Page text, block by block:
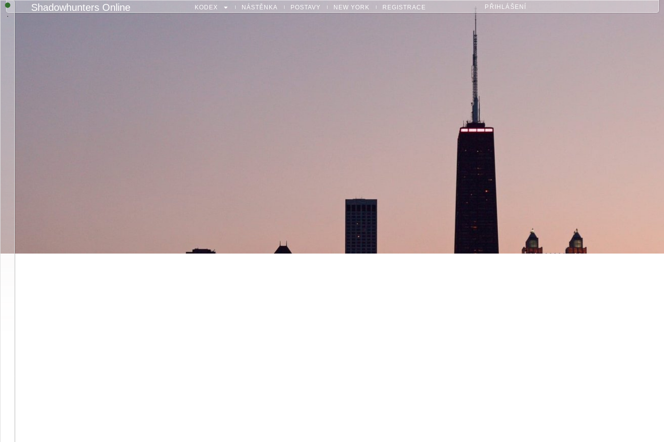
Shadowhunters Online KODEX NÁSTĚNKA POSTAVY NEW YORK REGISTRACE PŘIHLÁŠENÍ
.